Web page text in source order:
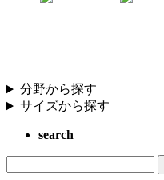
分野から探す
サイズから探す
search